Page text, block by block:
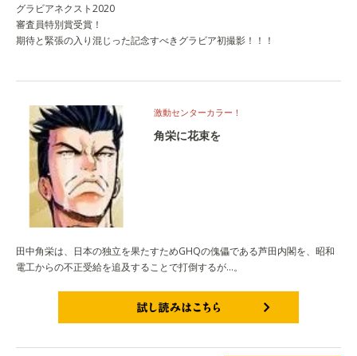
グラビアネクスト2020
審査員特別賞受賞！
期待と緊張の入り混じった記念すべきグラビア初撮影！！！
激動センターカラー！
角栄に花束を
田中角栄は、日本の独立を果たすためGHQの傀儡である芦田内閣を、昭和
電工からの不正受給を追及することで打倒するが…。